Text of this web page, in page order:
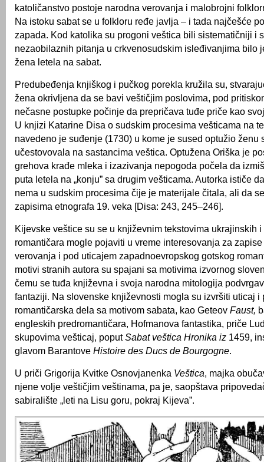
katoličanstvo postoje narodna verovanja i malobrojni
Na istoku sabat se u folkloru ređe javlja – i tada najčešće
zapada. Kod katolika su progoni veštica bili sistematičniji i
nezaobilaznih pitanja u crkvenosudskim isleđivanjima bilo
žena letela na sabat.
Predubeđenja knjiškog i pučkog porekla kružila su,
žena okrivljena da se bavi veštičjim poslovima, pod
nečasne postupke počinje da prepričava tuđe priče kao
U knjizi Katarine Disa o sudskim procesima vešticama na
navedeno je suđenje (1730) u kome je sused optužio ženu
učestovovala na sastancima veštica. Optužena Oriška je
grehova krađe mleka i izazivanja nepogoda počela da
puta letela na „konju” sa drugim vešticama. Autorka ističe
nema u sudskim procesima čije je materijale čitala, ali da
zapisima etnografa 19. veka [Disa: 243, 245–246].
Kijevske veštice su se u književnim tekstovima ukrajinskih i
romantičara mogle pojaviti u vreme interesovanja za
verovanja i pod uticajem zapadnoevropskog gotskog
motivi stranih autora su spajani sa motivima izvornog
čemu se tuđa književna i svoja narodna mitologija
fantaziji. Na slovenske književnosti mogla su izvršiti uticaj i
romantičarska dela sa motivom sabata, kao Geteov Faust,
engleskih predromantičara, Hofmanova fantastika, priče
skupovima vešticaj, poputSabat veštica Hronika iz 1459,
glavom Barantove Histoire des Ducs de Bourgogne.
U priči Grigorija Kvitke Osnovjanenka Veštica, majka
njene volje veštičjim veštinama, pa je, saopštava
sabiralište „leti na Lisu goru, pokraj Kijeva”.